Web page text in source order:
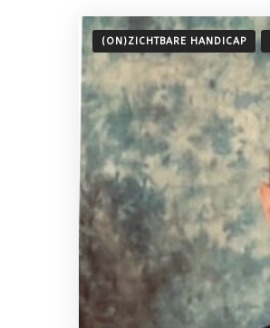
(ON)ZICHTBARE HANDICAP